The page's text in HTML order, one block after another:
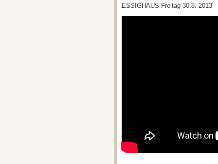
ESSIGHAUS Freitag 30.8. 2013